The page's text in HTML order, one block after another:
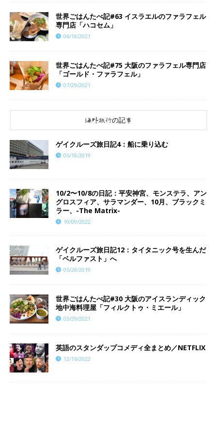
世界ごはんたべ記#63 イスラエルのファラフェル
専門店「ハコセム」
06/18/2021
世界ごはんたべ記#75 大阪のファラフェル専門店
「ゴールド・ファラフェル」
07/29/2021
海外旅行の記事
ゲイクルーズ旅日記4：船に乗り込む
05/18/2019
10/2〜10/8の日記：平安神宮、モンステラ、アン
グロスフィア、サラマンダー、10月、ブラックミ
ラー、-The Matrix-
10/09/2022
ゲイクルーズ旅日記12：タイタニック号を生んだ
「ベルファスト」へ
05/28/2019
世界ごはんたべ記#30 大阪のアイスランディック
地中海料理屋「フィルクトゥ・ミエール」
03/29/2021
英語のスタンダップコメディ全まとめ／NETFLIX
12/16/2022